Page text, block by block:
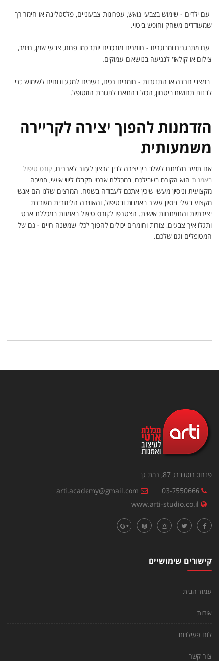
עם ילדים - שימוש בצבעי גואש, עפרונות צבעוניים, פלסטלינה או חימר רך
שמעודדים משחק וחופש ביטוי.
עם מתבגרים ומבוגרים - חומרים מורכבים יותר כמו פחם, צבעי שמן, חימר,
צילום או קולאז' לנגיעה בנושאים עמוקים.
במצבי חרדה או התנגדות - חומרים רכים, נעימים למגע ונוחים לשימוש כדי
לבנות תחושת ביטחון, הכול בהתאם לתגובת המטופל.
הזדמנות להפוך יצירה לקריירה
משמעותית
אם תמיד חלמתם לשלב בין יצירה לבין הרצון לעזור לאחרים, קורס טיפול
באמנות הוא הקורס בשבילכם. במכללת ארטי תקבלו ליווי אישי, תמיכה
מקצועית וניסיון מעשי שיכין אתכם לעבודה בשטח. המרצים שלנו הם אנשי
מקצוע בעלי ניסיון עשיר באמנות ובטיפול, והאווירה הלימודית מעודדת
יצירתיות והתפתחות אישית. הצטרפו לקורס טיפול באמנות במכללת ארטי
ותגלו איך צבעים, צורות וחומרים יכולים להפוך לכלי שמשנה חיים - גם של
המטופלים וגם שלכם.
פנחס רוטנברג 87, רמת גן
03-7550666
arti.academy@gmail.com
www.arti-studio.co.il
קישורים שימושיים
עמוד הבית
אודות
לוח פעילויות
צור קשר